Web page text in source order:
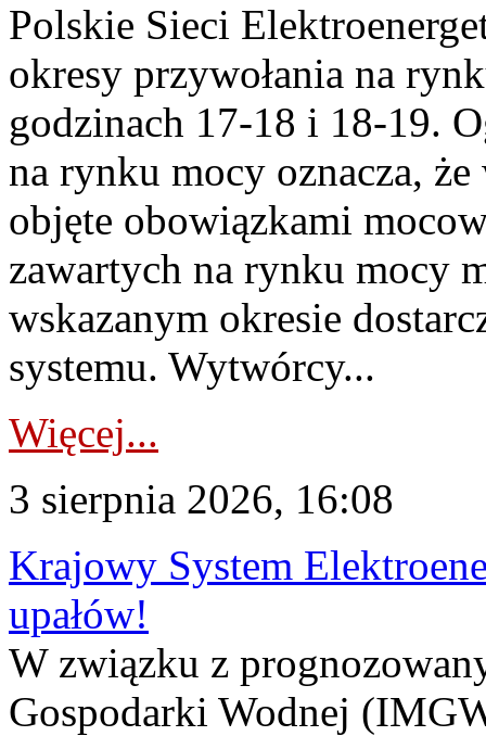
Polskie Sieci
okresy przywołania na
godzinach 17-18 i 18-19.
na rynku mocy oznacza,
objęte obowiązkami
zawartych na rynku mocy
wskazanym okresie
systemu. Wytwórcy...
Więcej...
3 sierpnia 2026, 16:08
Krajowy System
upałów!
W związku z
Gospodarki Wodnej